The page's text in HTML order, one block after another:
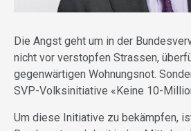
Die Angst geht um in der
nicht vor verstopfen Strassen,
gegenwärtigen Wohnungsnot.
SVP-Volksinitiative «Keine 10-
Um diese Initiative zu bekämpfen,